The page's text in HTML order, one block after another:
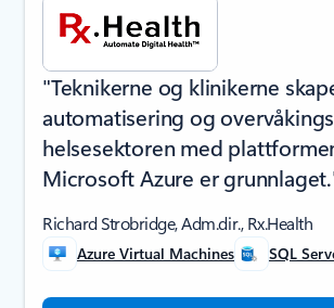
"Teknikerne og klinikerne
automatisering og
helsesektoren med
Microsoft Azure er
Richard Strobridge, Adm.dir., Rx.Health
Azure Virtual Machines SQL